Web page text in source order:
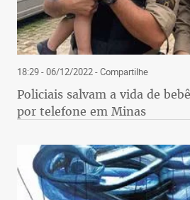
18:29 - 06/12/2022- Compartilhe
Policiais salvam a vida de
por telefone em Minas